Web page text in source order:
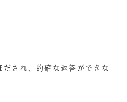
だされ、的確な返答ができな